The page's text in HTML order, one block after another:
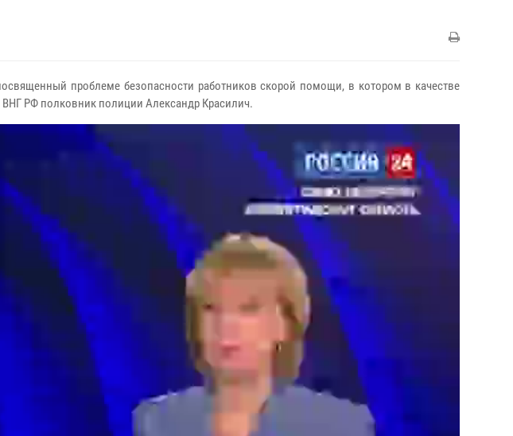
проблеме безопасности работников скорой помощи, в котором в качестве
ВНГ РФ полковник полиции Александр Красилич.